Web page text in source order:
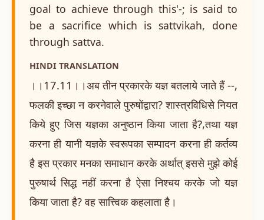
goal to achieve through this'-; is said to
be a sacrifice which is sattvikah, done
through sattva.
HINDI TRANSLATION
।।17.11।।अब तीन प्रकारके यज्ञ बतलाये जाते हैं --,
फलकी इच्छा न करनेवाले पुरुषोंद्वारा? शास्त्रविधिसे नियत
किये हुए जिस यज्ञका अनुष्ठान किया जाता है?,तथा यज्ञ
करना ही यानी यज्ञके स्वरूपका सम्पादन करना ही कर्तव्य
है इस प्रकार मनका समाधान करके अर्थात् इससे मुझे कोई
पुरुषार्थ सिद्ध नहीं करना है ऐसा निश्चय करके जो यज्ञ
किया जाता है? वह सात्त्विक कहलाता है।